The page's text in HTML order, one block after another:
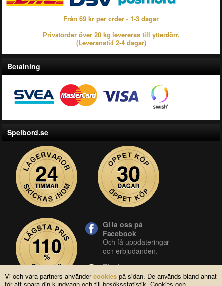
Vi och våra partners användercookies på sidan. De används bland annat
för att spara din kundvagn och till besöksstatistik. Cookies och
Från 69 kr per order - 1-3 dagar
Privatorder över 20 kg levereras till ytterdörr.
(Leveranstid 2-4 dagar)
Betalning
Spelbord.se
Gilla oss på
Facebook
Och få uppdateringar
och erbjudanden.
Blocket
Vår butik på blocket.